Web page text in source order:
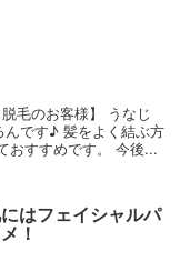
毛のお客様】 うなじ
んです♪ 髪をよく結ぶ方
おすすめです。 今後...
はフェイシャルパ
！